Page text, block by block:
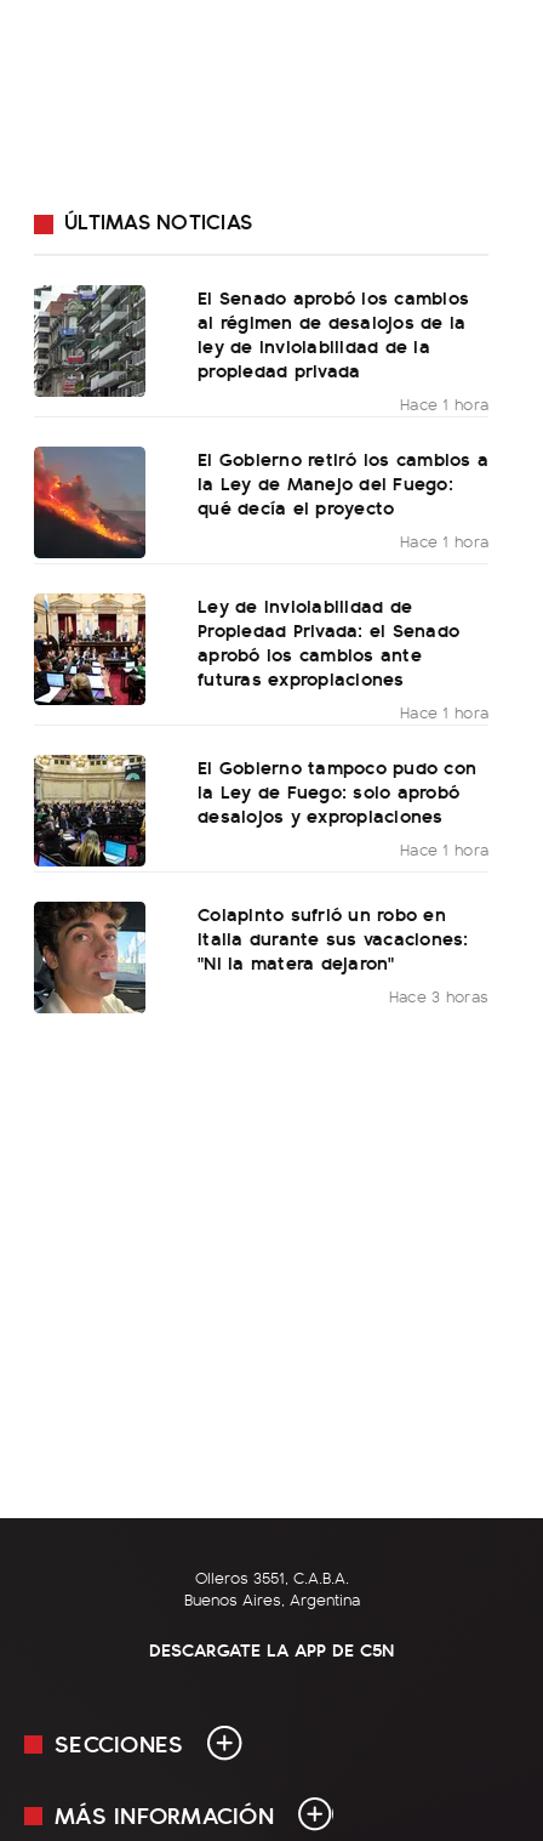
ÚLTIMAS NOTICIAS
El Senado aprobó los cambios
al régimen de desalojos de la
ley de inviolabilidad de la
propiedad privada
Hace 1 hora
El Gobierno retiró los cambios a
la Ley de Manejo del Fuego:
qué decía el proyecto
Hace 1 hora
Ley de Inviolabilidad de
Propiedad Privada: el Senado
aprobó los cambios ante
futuras expropiaciones
Hace 1 hora
El Gobierno tampoco pudo con
la Ley de Fuego: solo aprobó
desalojos y expropiaciones
Hace 1 hora
Colapinto sufrió un robo en
Italia durante sus vacaciones:
"Ni la matera dejaron"
Hace 3 horas
Olleros 3551, C.A.B.A.
Buenos Aires, Argentina
DESCARGATE LA APP DE C5N
SECCIONES
En Vivo
MÁS INFORMACIÓN